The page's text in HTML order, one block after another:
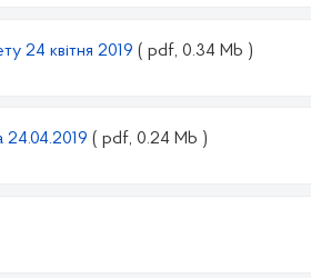
24 квітня 2019 ( pdf, 0.34 Mb )
24.04.2019 ( pdf, 0.24 Mb )